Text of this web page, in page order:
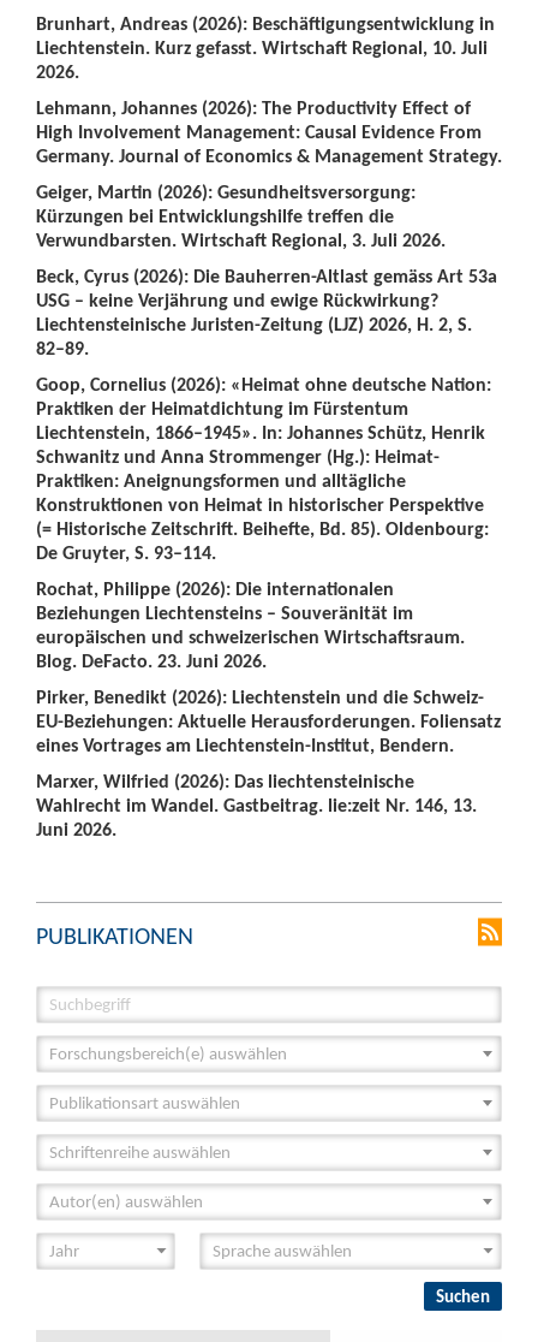
Brunhart, Andreas (2026): Beschäftigungsentwicklung in
Liechtenstein. Kurz gefasst. Wirtschaft Regional, 10. Juli
2026.
Lehmann, Johannes (2026): The Productivity Effect of
High Involvement Management: Causal Evidence From
Germany. Journal of Economics & Management Strategy.
Geiger, Martin (2026): Gesundheitsversorgung:
Kürzungen bei Entwicklungshilfe treffen die
Verwundbarsten. Wirtschaft Regional, 3. Juli 2026.
Beck, Cyrus (2026): Die Bauherren-Altlast gemäss Art 53a
USG – keine Verjährung und ewige Rückwirkung?
Liechtensteinische Juristen-Zeitung (LJZ) 2026, H. 2, S.
82–89.
Goop, Cornelius (2026): «Heimat ohne deutsche Nation:
Praktiken der Heimatdichtung im Fürstentum
Liechtenstein, 1866–1945». In: Johannes Schütz, Henrik
Schwanitz und Anna Strommenger (Hg.): Heimat-
Praktiken: Aneignungsformen und alltägliche
Konstruktionen von Heimat in historischer Perspektive
(= Historische Zeitschrift. Beihefte, Bd. 85). Oldenbourg:
De Gruyter, S. 93–114.
Rochat, Philippe (2026): Die internationalen
Beziehungen Liechtensteins – Souveränität im
europäischen und schweizerischen Wirtschaftsraum.
Blog. DeFacto. 23. Juni 2026.
Pirker, Benedikt (2026): Liechtenstein und die Schweiz-
EU-Beziehungen: Aktuelle Herausforderungen. Foliensatz
eines Vortrages am Liechtenstein-Institut, Bendern.
Marxer, Wilfried (2026): Das liechtensteinische
Wahlrecht im Wandel. Gastbeitrag. lie:zeit Nr. 146, 13.
Juni 2026.
PUBLIKATIONEN
Forschungsbereich(e) auswählen
Publikationsart auswählen
Schriftenreihe auswählen
Autor(en) auswählen